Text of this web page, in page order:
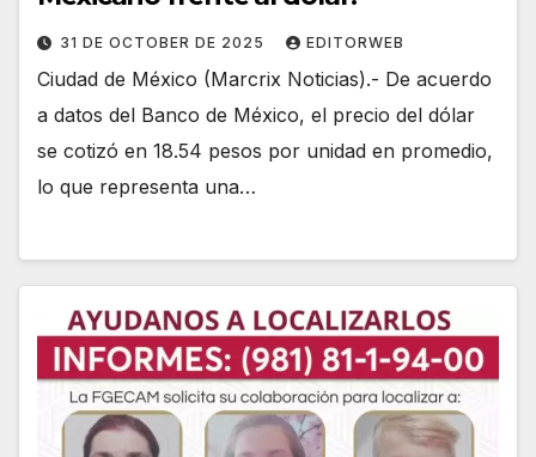
31 DE OCTOBER DE 2025 EDITORWEB
Ciudad de México (Marcrix Noticias).- De acuerdo
a datos del Banco de México, el precio del dólar
se cotizó en 18.54 pesos por unidad en promedio,
lo que representa una…